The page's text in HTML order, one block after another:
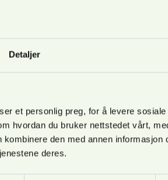
Detaljer
et personlig preg, for å levere
hvordan du bruker nettstedet vårt,
den med annen informasjon
deres.
ved
at grunneier får når
betydning for hvor mye erstatning